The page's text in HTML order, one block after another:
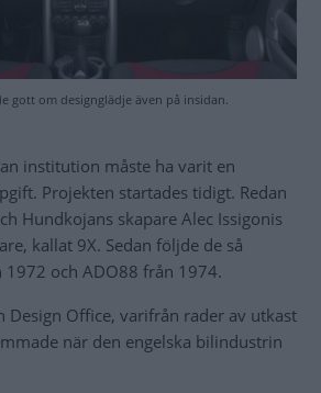
gott om designglädje även på insidan.
institution måste ha varit en
Projekten startades tidigt. Redan
Hundkojans skapare Alec Issigonis
kallat 9X. Sedan följde de så
1972 och ADO88 från 1974.
Design Office, varifrån rader av utkast
när den engelska bilindustrin